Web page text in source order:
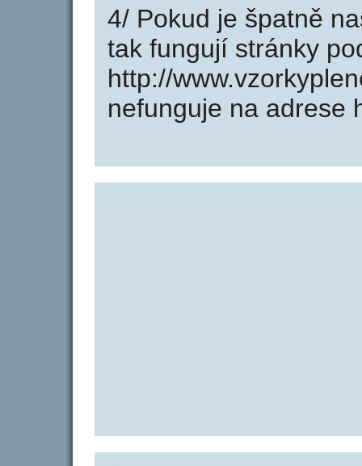
4/ Pokud je špatně
tak fungují stránky
http://
nefunguje na adrese